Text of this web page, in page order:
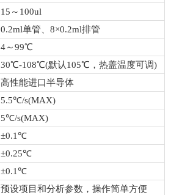
15～100ul
0.2ml单管、8×0.2ml排管
4～99℃
30℃-108℃(默认105℃，热盖温度可调)
高性能进口半导体
5.5℃/s(MAX)
5℃/s(MAX)
±0.1℃
±0.25℃
±0.1℃
预设项目和分析参数，操作简单方便